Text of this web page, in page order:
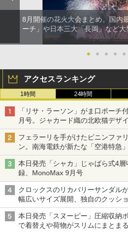
8月開催の花火大会まとめ。国内
ーチ」や日本三大「長岡」など大
● ● ● ● ●
アクセスランキング
1時間 24時間
「リサ・ラーソン」がま口ポーチ
月号。ジャカード織の北欧猫デザ
フェラーリを手がけたピニンファ
ン。南海電鉄が新たな「空港特急
本日発売「シャカ」じゃばら式4
録、MonoMax 9月号
クロックスのリカバリーサンダル
幅広いサイズ展開、独自のクッシ
本日発売「スヌーピー」圧縮収納
で着替えや荷物がスリムにまとまる